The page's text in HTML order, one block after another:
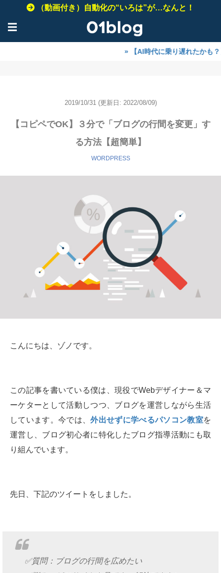
（動画付き）自動化の“いろは”が…なんと！
☰
» 【AI時代に乗り遅れたかも？】ご安心
2019/10/31 (更新日: 2022/08/09)
【コピペでOK】３分で「ブログの行間を変更」す
る方法【超簡単】
WORDPRESS
こんにちは、ゾノです。
この記事を書いている僕は、現役でWebデザイナー＆マ
ーケターとして活動しつつ、ブログを運営しながら生活
しています。今では、外出せずに学べるパソコン教室を
運営し、ブログ初心者に特化したブログ指導活動にも取
り組んでいます。
先日、下記のツイートをしました。
✅質問：ブログの行間を広めたい